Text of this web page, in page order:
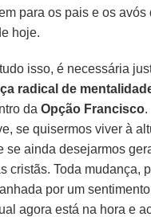
para os pais e os avós
hoje.
isso, é necessária
radical de
daOpção Francisco.
se quisermos viver à
se ainda desejarmos
cristãs. Toda mudança,
por um
agora está na hora e